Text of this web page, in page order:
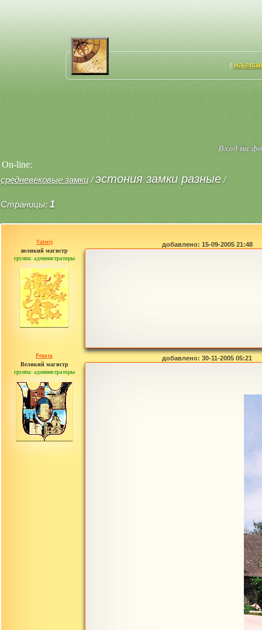
[ на
Вход на
On-line:
средневековые замки/эстония замки разные /
Страницы: 1
Valerij
великий магистр
группа: администраторы
сообщений: 3753
добавлено: 15-09-2005 21:48
Рената
Великий магистр
группа: администраторы
сообщений: 30442
добавлено: 30-11-2005 05:21